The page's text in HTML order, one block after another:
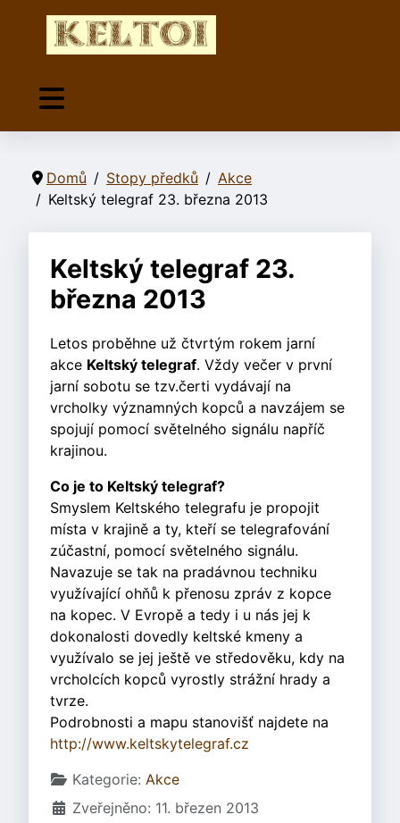
Domů Stopy předků
Akce
Keltský telegraf 23. března 2013
Keltský telegraf 23.
března 2013
Letos proběhne už čtvrtým rokem jarní
akce Keltský telegraf. Vždy večer v první
jarní sobotu se tzv.čerti vydávají na
vrcholky významných kopců a navzájem se
spojují pomocí světelného signálu napříč
krajinou.
Co je to Keltský telegraf?
Smyslem Keltského telegrafu je propojit
místa v krajině a ty, kteří se telegrafování
zúčastní, pomocí světelného signálu.
Navazuje se tak na pradávnou techniku
využívající ohňů k přenosu zpráv z kopce
na kopec. V Evropě a tedy i u nás jej k
dokonalosti dovedly keltské kmeny a
využívalo se jej ještě ve středověku, kdy na
vrcholcích kopců vyrostly strážní hrady a
tvrze.
Podrobnosti a mapu stanovišť najdete na
http://www.keltskytelegraf.cz
Základní údaje
Kategorie: Akce
Zveřejněno: 11. březen 2013